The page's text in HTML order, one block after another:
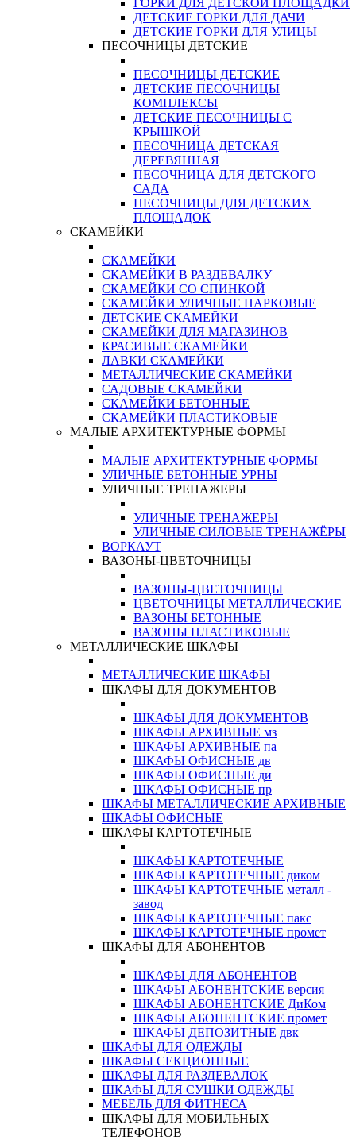
ГОРКИ ДЛЯ ДЕТСКОЙ ПЛОЩАДКИ
ДЕТСКИЕ ГОРКИ ДЛЯ ДАЧИ
ДЕТСКИЕ ГОРКИ ДЛЯ УЛИЦЫ
ПЕСОЧНИЦЫ ДЕТСКИЕ
ПЕСОЧНИЦЫ ДЕТСКИЕ
ДЕТСКИЕ ПЕСОЧНИЦЫ
КОМПЛЕКСЫ
ДЕТСКИЕ ПЕСОЧНИЦЫ С
КРЫШКОЙ
ПЕСОЧНИЦА ДЕТСКАЯ
ДЕРЕВЯННАЯ
ПЕСОЧНИЦА ДЛЯ ДЕТСКОГО
САДА
ПЕСОЧНИЦЫ ДЛЯ ДЕТСКИХ
ПЛОЩАДОК
СКАМЕЙКИ
СКАМЕЙКИ
СКАМЕЙКИ В РАЗДЕВАЛКУ
СКАМЕЙКИ СО СПИНКОЙ
СКАМЕЙКИ УЛИЧНЫЕ ПАРКОВЫЕ
ДЕТСКИЕ СКАМЕЙКИ
СКАМЕЙКИ ДЛЯ МАГАЗИНОВ
КРАСИВЫЕ СКАМЕЙКИ
ЛАВКИ СКАМЕЙКИ
МЕТАЛЛИЧЕСКИЕ СКАМЕЙКИ
САДОВЫЕ СКАМЕЙКИ
СКАМЕЙКИ БЕТОННЫЕ
СКАМЕЙКИ ПЛАСТИКОВЫЕ
МАЛЫЕ АРХИТЕКТУРНЫЕ ФОРМЫ
МАЛЫЕ АРХИТЕКТУРНЫЕ ФОРМЫ
УЛИЧНЫЕ БЕТОННЫЕ УРНЫ
УЛИЧНЫЕ ТРЕНАЖЕРЫ
УЛИЧНЫЕ ТРЕНАЖЕРЫ
УЛИЧНЫЕ СИЛОВЫЕ ТРЕНАЖЁРЫ
ВОРКАУТ
ВАЗОНЫ-ЦВЕТОЧНИЦЫ
ВАЗОНЫ-ЦВЕТОЧНИЦЫ
ЦВЕТОЧНИЦЫ МЕТАЛЛИЧЕСКИЕ
ВАЗОНЫ БЕТОННЫЕ
ВАЗОНЫ ПЛАСТИКОВЫЕ
МЕТАЛЛИЧЕСКИЕ ШКАФЫ
МЕТАЛЛИЧЕСКИЕ ШКАФЫ
ШКАФЫ ДЛЯ ДОКУМЕНТОВ
ШКАФЫ ДЛЯ ДОКУМЕНТОВ
ШКАФЫ АРХИВНЫЕ мз
ШКАФЫ АРХИВНЫЕ па
ШКАФЫ ОФИСНЫЕ дв
ШКАФЫ ОФИСНЫЕ ди
ШКАФЫ ОФИСНЫЕ пр
ШКАФЫ МЕТАЛЛИЧЕСКИЕ АРХИВНЫЕ
ШКАФЫ ОФИСНЫЕ
ШКАФЫ КАРТОТЕЧНЫЕ
ШКАФЫ КАРТОТЕЧНЫЕ
ШКАФЫ КАРТОТЕЧНЫЕ диком
ШКАФЫ КАРТОТЕЧНЫЕ металл -
завод
ШКАФЫ КАРТОТЕЧНЫЕ пакс
ШКАФЫ КАРТОТЕЧНЫЕ промет
ШКАФЫ ДЛЯ АБОНЕНТОВ
ШКАФЫ ДЛЯ АБОНЕНТОВ
ШКАФЫ АБОНЕНТСКИЕ версия
ШКАФЫ АБОНЕНТСКИЕ ДиКом
ШКАФЫ АБОНЕНТСКИЕ промет
ШКАФЫ ДЕПОЗИТНЫЕ двк
ШКАФЫ ДЛЯ ОДЕЖДЫ
ШКАФЫ СЕКЦИОННЫЕ
ШКАФЫ ДЛЯ РАЗДЕВАЛОК
ШКАФЫ ДЛЯ СУШКИ ОДЕЖДЫ
МЕБЕЛЬ ДЛЯ ФИТНЕСА
ШКАФЫ ДЛЯ МОБИЛЬНЫХ
ТЕЛЕФОНОВ